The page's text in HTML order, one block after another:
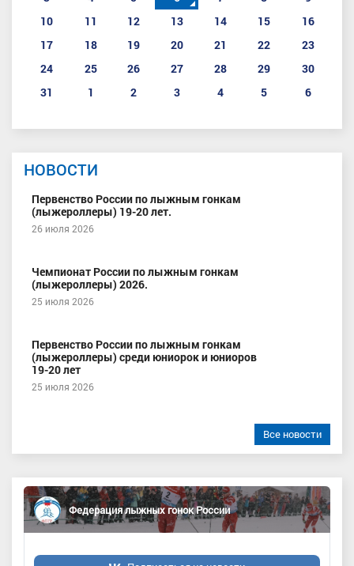
10
11 12 13 14 15
16
17
18 19 20 21 22
23
24
25 26 27 28 29
30
31
1 2 3 4 5 6
НОВОСТИ
Первенство России по лыжным гонкам
(лыжероллеры) 19-20 лет.
26 июля 2026
Чемпионат России по лыжным гонкам
(лыжероллеры) 2026.
25 июля 2026
Первенство России по лыжным гонкам
(лыжероллеры) среди юниорок и юниоров
19-20 лет
25 июля 2026
Все новости
Федерация лыжных гонок России